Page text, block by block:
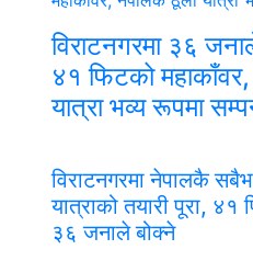
विराटनगरमा ३६
४१ फिटको
यात्रा भव्य रूपमा
विराटनगरमा नेपालकै
यात्राको तयारी पूरा, ४१
३६ जनाले बोक्ने